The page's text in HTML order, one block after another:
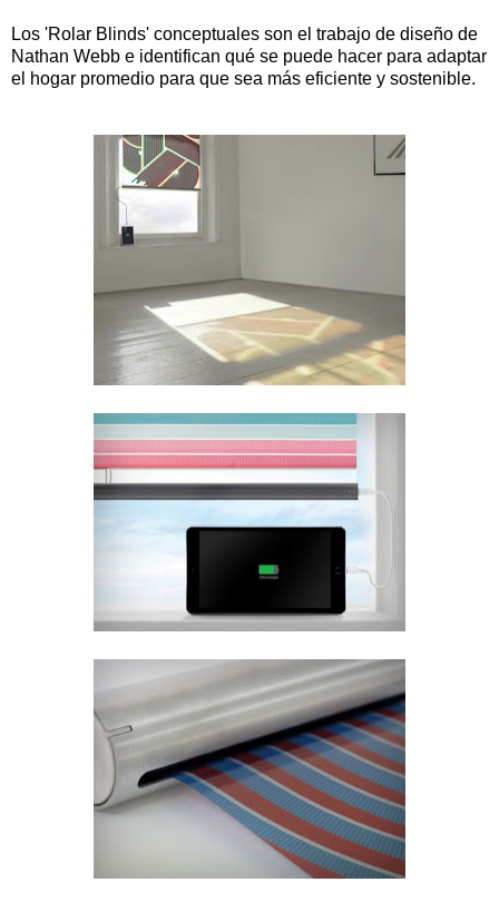
Los 'Rolar Blinds' conceptuales son el trabajo de diseño de
Nathan Webb e identifican qué se puede hacer para adaptar
el hogar promedio para que sea más eficiente y sostenible.